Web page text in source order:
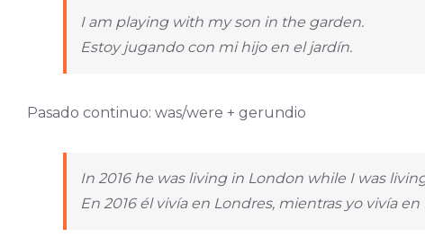
I am playing with my son in the garden.
Estoy jugando con mi hijo en el jardín.
Pasado continuo: was/were + gerundio
In 2016 he was living in London while I was
En 2016 él vivía en Londres, mientras yo vivía